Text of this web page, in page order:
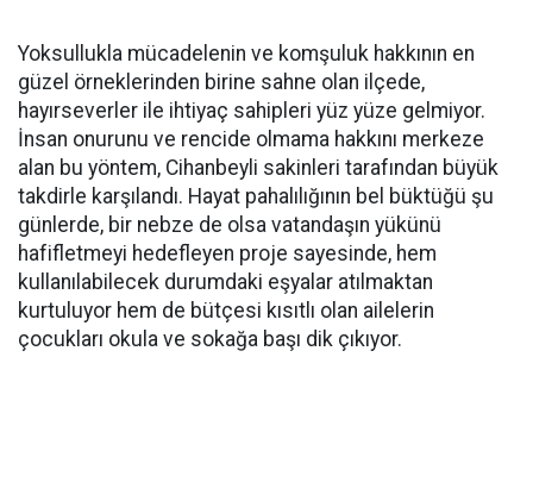
Yoksullukla mücadelenin ve komşuluk hakkının en
güzel örneklerinden birine sahne olan ilçede,
hayırseverler ile ihtiyaç sahipleri yüz yüze gelmiyor.
İnsan onurunu ve rencide olmama hakkını merkeze
alan bu yöntem, Cihanbeyli sakinleri tarafından büyük
takdirle karşılandı. Hayat pahalılığının bel büktüğü şu
günlerde, bir nebze de olsa vatandaşın yükünü
hafifletmeyi hedefleyen proje sayesinde, hem
kullanılabilecek durumdaki eşyalar atılmaktan
kurtuluyor hem de bütçesi kısıtlı olan ailelerin
çocukları okula ve sokağa başı dik çıkıyor.